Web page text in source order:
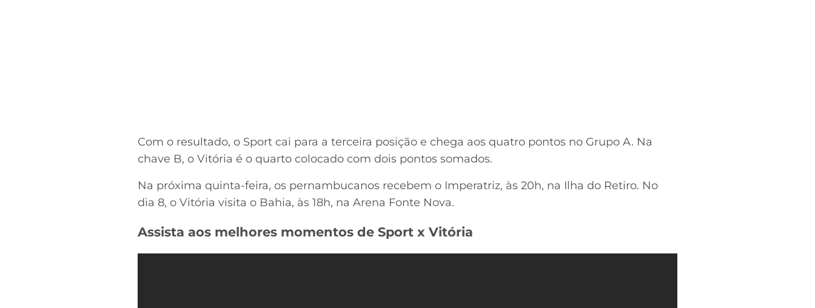
Com o resultado, o Sport cai para a terceira posição e chega aos quatro pontos no Grupo A. Na
chave B, o Vitória é o quarto colocado com dois pontos somados.
Na próxima quinta-feira, os pernambucanos recebem o Imperatriz, às 20h, na Ilha do Retiro. No
dia 8, o Vitória visita o Bahia, às 18h, na Arena Fonte Nova.
Assista aos melhores momentos de Sport x Vitória